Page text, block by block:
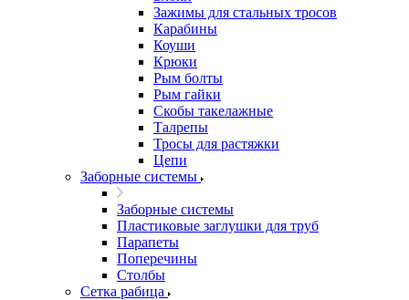
Зажимы для стальных тросов
Карабины
Коуши
Крюки
Рым болты
Рым гайки
Скобы такелажные
Талрепы
Тросы для растяжки
Цепи
Заборные системы
Заборные системы
Пластиковые заглушки для труб
Парапеты
Поперечины
Столбы
Сетка рабица